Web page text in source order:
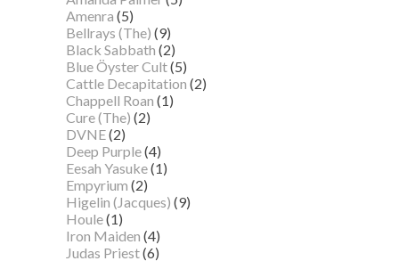
Amenra (5)
Bellrays (The) (9)
Black Sabbath (2)
Blue Öyster Cult(5)
Cattle Decapitation (2)
Chappell Roan (1)
Cure (The) (2)
DVNE(2)
Deep Purple(4)
Eesah Yasuke(1)
Empyrium (2)
Higelin (Jacques) (9)
Houle(1)
Iron Maiden (4)
Judas Priest(6)